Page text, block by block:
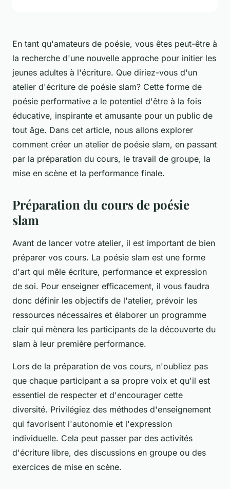
En tant qu'amateurs de poésie, vous êtes peut-être à
la recherche d'une nouvelle approche pour initier les
jeunes adultes à l'écriture. Que diriez-vous d'un
atelier d'écriture de poésie slam? Cette forme de
poésie performative a le potentiel d'être à la fois
éducative, inspirante et amusante pour un public de
tout âge. Dans cet article, nous allons explorer
comment créer un atelier de poésie slam, en passant
par la préparation du cours, le travail de groupe, la
mise en scène et la performance finale.
Préparation du cours de poésie
slam
Avant de lancer votre atelier, il est important de bien
préparer vos cours. La poésie slam est une forme
d'art qui mêle écriture, performance et expression
de soi. Pour enseigner efficacement, il vous faudra
donc définir les objectifs de l'atelier, prévoir les
ressources nécessaires et élaborer un programme
clair qui mènera les participants de la découverte du
slam à leur première performance.
Lors de la préparation de vos cours, n'oubliez pas
que chaque participant a sa propre voix et qu'il est
essentiel de respecter et d'encourager cette
diversité. Privilégiez des méthodes d'enseignement
qui favorisent l'autonomie et l'expression
individuelle. Cela peut passer par des activités
d'écriture libre, des discussions en groupe ou des
exercices de mise en scène.